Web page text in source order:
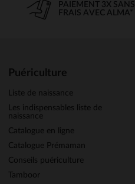
PAIEMENT 3X SANS
FRAIS AVEC ALMA*
Puériculture
Liste de naissance
Les indispensables liste de
naissance
Catalogue en ligne
Catalogue Prémaman
Conseils puériculture
Tamboor